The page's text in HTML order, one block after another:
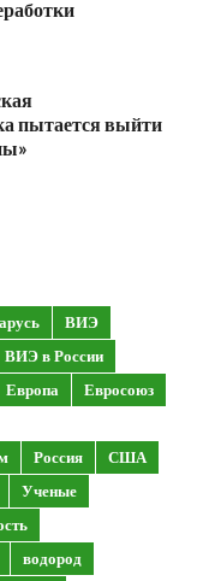
пытается выйти
ВИЭ
ВИЭ в России
Европа
Евросоюз
Россия
США
Ученые
водород